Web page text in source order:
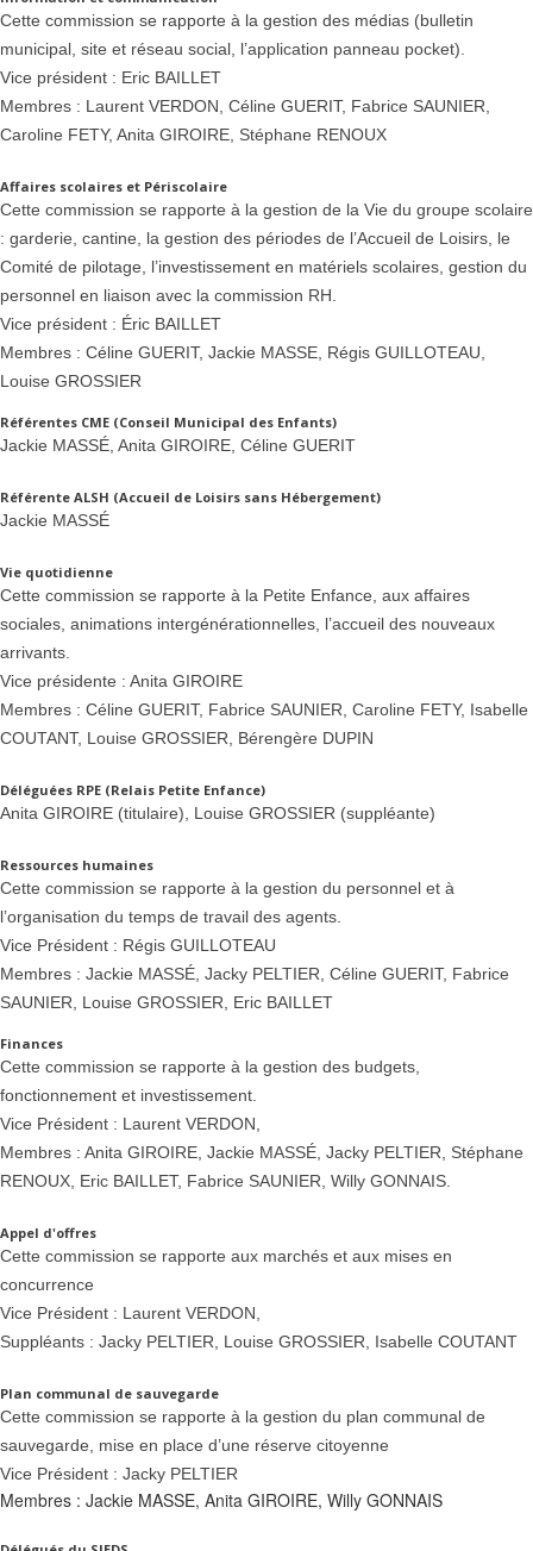
Cette commission se rapporte à la gestion des médias (bulletin
municipal, site et réseau social, l’application panneau pocket).
Vice président : Eric BAILLET
Membres : Laurent VERDON, Céline GUERIT, Fabrice SAUNIER,
Caroline FETY, Anita GIROIRE, Stéphane RENOUX
Affaires scolaires et Périscolaire
Cette commission se rapporte à la gestion de la Vie du groupe scolaire
: garderie, cantine, la gestion des périodes de l’Accueil de Loisirs, le
Comité de pilotage, l’investissement en matériels scolaires, gestion du
personnel en liaison avec la commission RH.
Vice président : Éric BAILLET
Membres : Céline GUERIT, Jackie MASSE, Régis GUILLOTEAU,
Louise GROSSIER
Référentes CME (Conseil Municipal des Enfants)
Jackie MASSÉ, Anita GIROIRE, Céline GUERIT
Référente ALSH (Accueil de Loisirs sans Hébergement)
Jackie MASSÉ
Vie quotidienne
Cette commission se rapporte à la Petite Enfance, aux affaires
sociales, animations intergénérationnelles, l’accueil des nouveaux
arrivants.
Vice présidente : Anita GIROIRE
Membres : Céline GUERIT, Fabrice SAUNIER, Caroline FETY, Isabelle
COUTANT, Louise GROSSIER , Bérengère DUPIN
Déléguées RPE (Relais Petite Enfance)
Anita GIROIRE (titulaire), Louise GROSSIER (suppléante)
Ressources humaines
Cette commission se rapporte à la gestion du personnel et à
l’organisation du temps de travail des agents.
Vice Président : Régis GUILLOTEAU
Membres : Jackie MASSÉ, Jacky PELTIER, Céline GUERIT, Fabrice
SAUNIER, Louise GROSSIER, Eric BAILLET
Finances
Cette commission se rapporte à la gestion des budgets,
fonctionnement et investissement.
Vice Président : Laurent VERDON,
Membres : Anita GIROIRE, Jackie MASSÉ, Jacky PELTIER, Stéphane
RENOUX, Eric BAILLET, Fabrice SAUNIER, Willy GONNAIS.
Appel d'offres
Cette commission se rapporte aux marchés et aux mises en
concurrence
Vice Président : Laurent VERDON,
Suppléants : Jacky PELTIER, Louise GROSSIER, Isabelle COUTANT
Plan communal de sauvegarde
Cette commission se rapporte à la gestion du plan communal de
sauvegarde, mise en place d’une réserve citoyenne
Vice Président : Jacky PELTIER
Membres : Jackie MASSE, Anita GIROIRE, Willy GONNAIS